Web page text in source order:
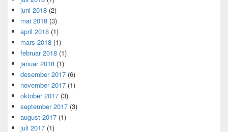
juni 2018 (2)
mai 2018 (3)
april 2018 (1)
mars 2018 (1)
februar 2018 (1)
januar 2018 (1)
desember 2017 (6)
november 2017 (1)
oktober 2017 (3)
september 2017 (3)
august 2017 (1)
juli 2017 (1)